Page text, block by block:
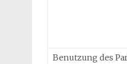
Benutzung des